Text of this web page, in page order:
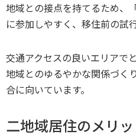
地域との接点を持てるため、
に参加しやすく、移住前の試
交通アクセスの良いエリアで
地域とのゆるやかな関係づく
合に向いています。
二地域居住のメリッ